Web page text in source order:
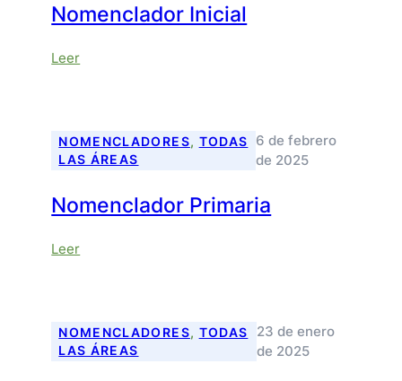
Nomenclador Inicial
Leer:
NOMENCLADORES, TODAS
LAS ÁREAS
6 de febrero
de 2025
Nomenclador Primaria
Leer:
NOMENCLADORES, TODAS
LAS ÁREAS
23 de enero
de 2025